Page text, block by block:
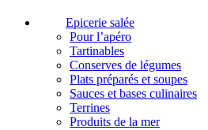
Epicerie salée
Pour l’apéro
Tartinables
Conserves de légumes
Plats préparés et soupes
Sauces et bases culinaires
Terrines
Produits de la mer